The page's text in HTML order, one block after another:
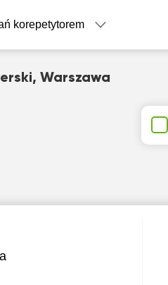
korepetytorem
Warszawa